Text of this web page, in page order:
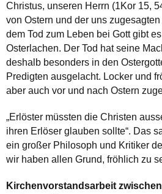
Christus, unseren Herrn (1Kor 15,
von Ostern und der uns
dem Tod zum Leben bei Gott gibt
Osterlachen. Der Tod hat seine
deshalb besonders in den
Predigten ausgelacht. Locker und
aber auch vor und nach Ostern
„Erlöster müssten die Christen
ihren Erlöser glauben sollte“. Das
ein großer Philosoph und Kritiker
wir haben allen Grund, fröhlich zu
Kirchenvorstandsarbeit